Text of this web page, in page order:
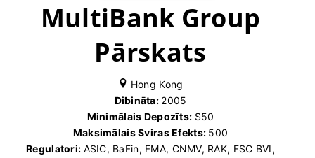
MultiBank Group
Pārskats
Hong Kong
Dibināta: 2005
Minimālais Depozīts: $50
Maksimālais Sviras Efekts: 500
Regulatori: ASIC, BaFin, FMA, CNMV, RAK, FSC BVI,